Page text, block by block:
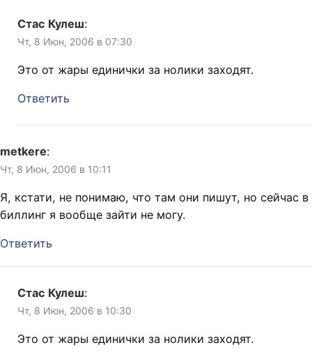
Стас Кулеш:
Чт, 8 Июн, 2006 в 07:30
Это от жары единички за нолики заходят.
Ответить
metkere:
Чт, 8 Июн, 2006 в 10:11
Я, кстати, не понимаю, что там они пишут, но сейчас в
биллинг я вообще зайти не могу.
Ответить
Стас Кулеш:
Чт, 8 Июн, 2006 в 10:30
Это от жары единички за нолики заходят.